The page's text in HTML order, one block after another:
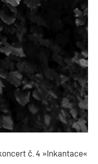
č. 4 »Inkantace«